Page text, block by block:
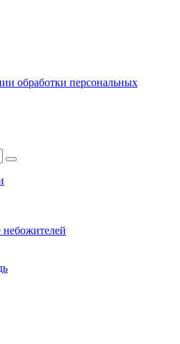
обработки персональных
небожителей